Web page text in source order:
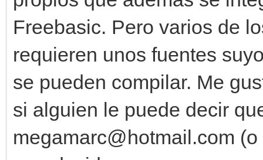
Freebasic. Pero varios de
requieren unos fuentes
se pueden compilar. Me
si alguien le puede decir
megamarc@hotmail.com